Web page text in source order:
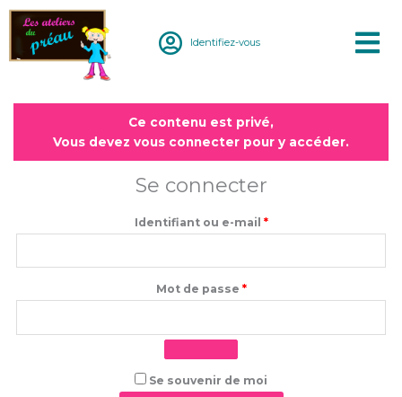
Aller
contenu
Identifiez-vous
Ce contenu est privé,
Vous devez vous connecter pour y accéder.
Se connecter
Identifiant ou e-mail *
Mot de passe *
Obligatoire
Se souvenir de moi